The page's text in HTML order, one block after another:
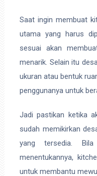
Saat ingin membuat
utama yang harus
sesuai akan
menarik. Selain itu
ukuran atau bentuk
penggunanya untuk
Jadi pastikan ketika
sudah memikirkan
yang tersedia.
menentukannya,
untuk membantu